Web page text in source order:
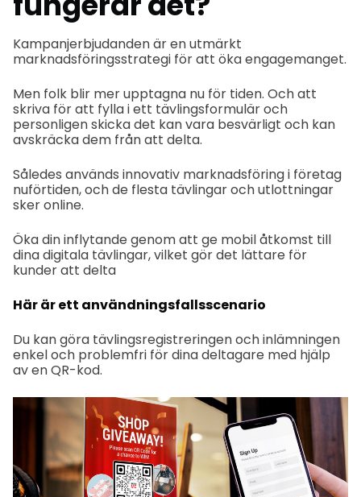
Kampanjerbjudanden är en utmärkt
marknadsföringsstrategi för att öka engagemanget.
Men folk blir mer upptagna nu för tiden. Och att
skriva för att fylla i ett tävlingsformulär och
personligen skicka det kan vara besvärligt och kan
avskräcka dem från att delta.
Således används innovativ marknadsföring i företag
nuförtiden, och de flesta tävlingar och utlottningar
sker online.
Öka din inflytande genom att ge mobil åtkomst till
dina digitala tävlingar, vilket gör det lättare för
kunder att delta
Här är ett användningsfallsscenario
Du kan göra tävlingsregistreringen och inlämningen
enkel och problemfri för dina deltagare med hjälp
av en QR-kod.